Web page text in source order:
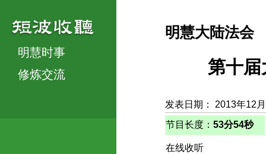
明慧时事
修炼交流
明慧大陆法会
第十届
发表日期： 2013年12
节目长度： 53分54秒
在线收听